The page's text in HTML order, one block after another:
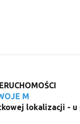
M
lokalizacji - u